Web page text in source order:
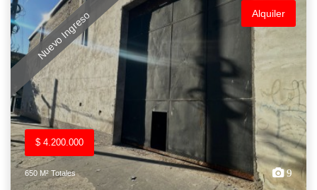
Nuevo Ingreso Alquiler
$ 4.200.000
650 M² Totales 9